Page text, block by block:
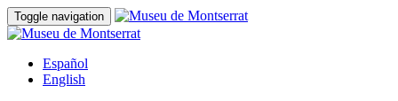
Toggle navigation
Español
English